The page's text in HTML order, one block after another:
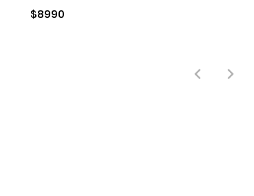
PRICE:
$8990